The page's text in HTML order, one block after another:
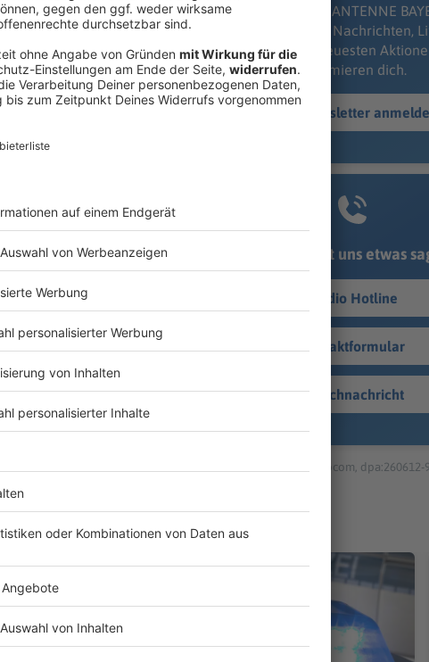
kostenlosen ANTENNE
Newsletter. Ob Nachrichten,
oder unsere neuesten
informieren dich.
Zum Newsletter
Du möchtest uns etwas
Studio Hotline
Kontaktformular
Sprachnachricht
© dpa-infocom,
Bayern